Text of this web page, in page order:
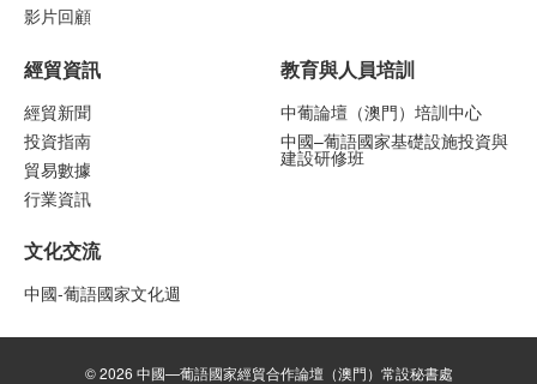
影片回顧
經貿資訊
經貿新聞
投資指南
貿易數據
行業資訊
文化交流
中國-葡語國家文化週
教育與人員培訓
中葡論壇（澳門）培訓中心
中國–葡語國家基礎設施投資與
建設研修班
© 2026 中國—葡語國家經貿合作論壇（澳門）常設秘書處